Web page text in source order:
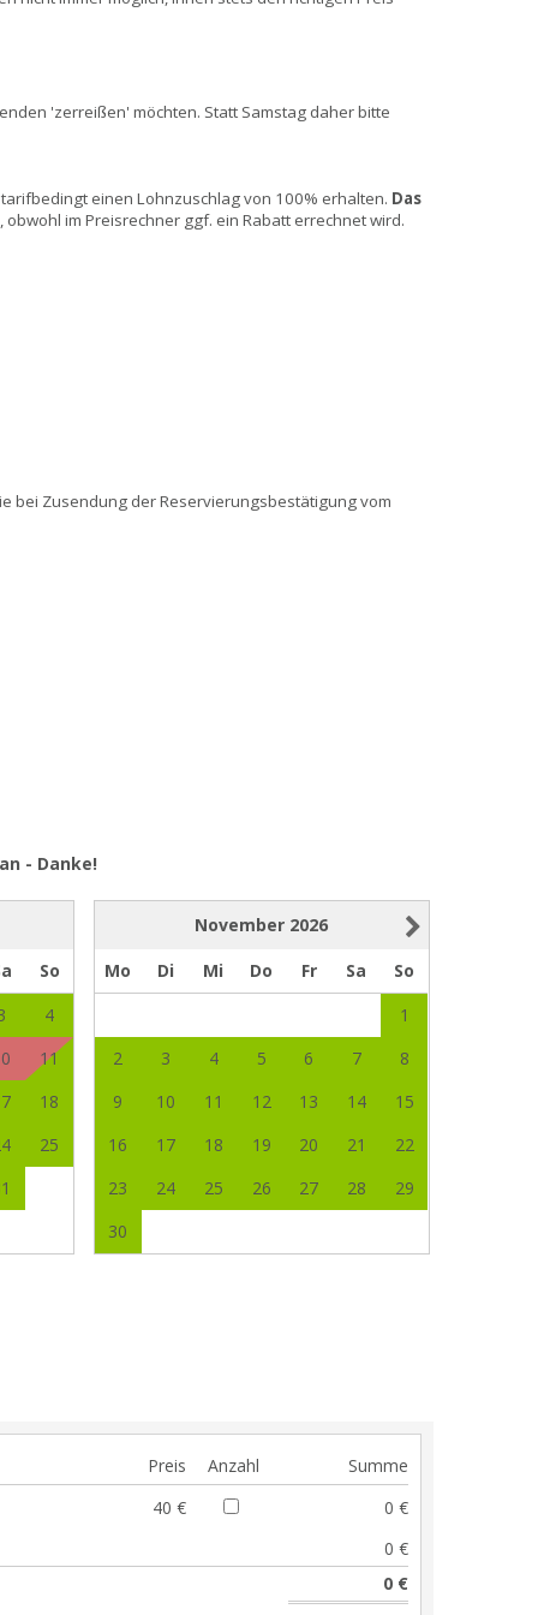
'zerreißen' möchten. Statt Samstag daher bitte
einen Lohnzuschlag von 100% erhalten. Das
im Preisrechner ggf. ein Rabatt errechnet wird.
bei Zusendung der Reservierungsbestätigung vom
- Danke!
So
4
11
18
25
November 2026
Mo
Di Mi Do Fr Sa
So
1
2
3 4 5 6 7
8
9
10 11 12 13 14
15
16
17 18 19 20 21
22
23
24 25 26 27 28
29
30
Preis Anzahl
Summe
40 €
0 €
0 €
0 €